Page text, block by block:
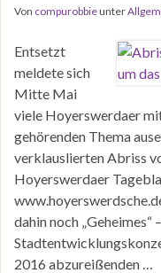
Von compurobbieunter
Entsetzt
meldete sich
Mitte Mai
viele Hoyerswerdaer
gehörenden Thema
verklauslierten Abriss
Hoyerswerdaer
dahin noch „Geheimes“
2016 abzureißenden …